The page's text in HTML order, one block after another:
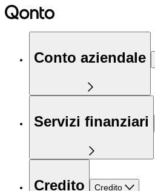
Conto aziendale
Servizi finanziari
Credito Credito